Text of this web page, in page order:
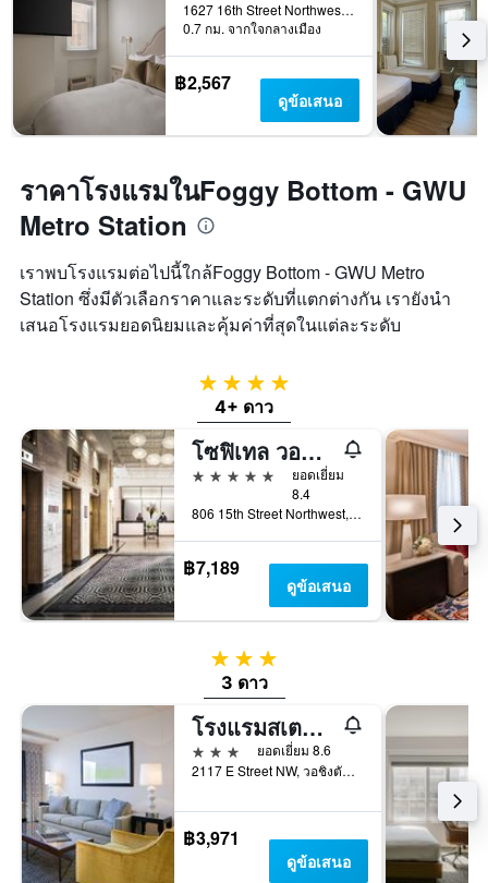
1627 16th Street Northwest, วอชิงตัน, DC, สหรัฐอเมริกา
0.7 กม. จากใจกลางเมือง
฿2,567
ดูข้อเสนอ
ราคาโรงแรมในFoggy Bottom - GWU
Metro Station
เราพบโรงแรมต่อไปนี้ใกล้Foggy Bottom - GWU Metro
Station ซึ่งมีตัวเลือกราคาและระดับที่แตกต่างกัน เรายังนำ
เสนอโรงแรมยอดนิยมและคุ้มค่าที่สุดในแต่ละระดับ
4 ดาว
4+ ดาว
โซฟิเทล วอชิงตันดีซี ลาฟาแยตสแควร์
5 ดาว
ยอดเยี่ยม
8.4
806 15th Street Northwest, วอชิงตัน, DC, สหรัฐอเมริกา
฿7,189
ดูข้อเสนอ
3 ดาว
3 ดาว
โรงแรมสเตทพลาซ่า
3 ดาว
ยอดเยี่ยม 8.6
2117 E Street NW, วอชิงตัน, DC, สหรัฐอเมริกา
฿3,971
ดูข้อเสนอ